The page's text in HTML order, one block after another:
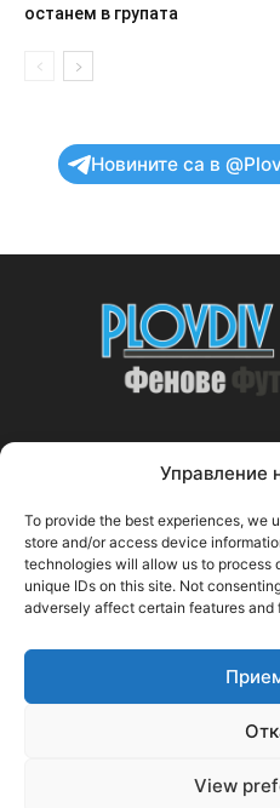
Управление
To provide the best experiences, we
store and/or access device
technologies will allow us to process
unique IDs on this site. Not
adversely affect certain features and
View
останем в групата
Новините са в
PlovdivDerby.com е първата
Свържи се с нас: